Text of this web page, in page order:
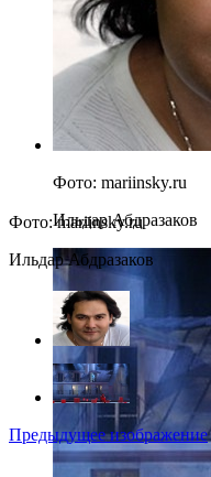
Фото: mariinsky.ru
Ильдар Абдразаков
Фото: mariinsky.ru
Ильдар Абдразаков
Предыдущее изображение